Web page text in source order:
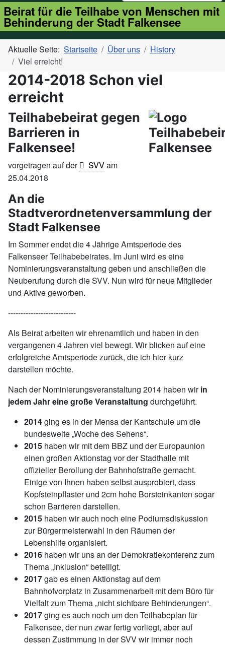
Beirat für die Teilhabe von Menschen mit
Behinderung der Stadt Falkensee
Aktuelle Seite: Startseite Über uns
History
Viel erreicht!
2014-2018 Schon viel
erreicht
Teilhabebeirat gegen
Barrieren in
Falkensee!
vorgetragen auf der SVVam
25.04.2018
An die
Stadtverordnetenversammlung der
Stadt Falkensee
Im Sommer endet die 4 Jährige Amtsperiode des
Falkenseer Teilhabebeirates. Im Juni wird es eine
Nominierungsveranstaltung geben und anschließen die
Neuberufung durch die SVV. Nun wird für neue Mitglieder
und Aktive geworben.
---------------------------
Als Beirat arbeiten wir ehrenamtlich und haben in den
vergangenen 4 Jahren viel bewegt. Wir blicken auf eine
erfolgreiche Amtsperiode zurück, die ich hier kurz
darstellen möchte.
Nach der Nominierungsveranstaltung 2014 haben wirin
jedem Jahr eine große Veranstaltung durchgeführt.
2014ging es in der Mensa der Kantschule um die
bundesweite „Woche des Sehens“.
2015 haben wir mit dem BBZ und der Europaunion
einen großen Aktionstag vor der Stadthalle mit
offizieller Berollung der Bahnhofstraße gemacht.
Einige von Ihnen haben selbst ausprobiert, dass
Kopfsteinpflaster und 2cm hohe Borsteinkanten sogar
schon Barrieren darstellen.
2015 haben wir auch noch eine Podiumsdiskussion
zur Bürgermeisterwahl in den Räumen der
Lebenshilfe organisiert.
2016 haben wir uns an der Demokratiekonferenz zum
Thema „Inklusion“ beteiligt.
2017gab es einen Aktionstag auf dem
Bahnhofvorplatz in Zusammenarbeit mit dem Büro für
Vielfalt zum Thema „nicht sichtbare Behinderungen“.
2017ging es auch noch um den Teilhabeplan für
Falkensee, der nun zwar fertig vorliegt, aber auf
dessen Zustimmung in der SVV wir immer noch